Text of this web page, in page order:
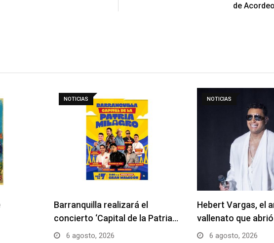
de
NOTICIAS
Barranquilla realizará el
concierto ‘Capital de la Patria…
6 agosto, 2026
NOTICIAS
Hebert Vargas, el
vallenato que
6 agosto, 2026